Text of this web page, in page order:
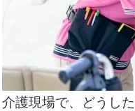
介護現場で、どうし